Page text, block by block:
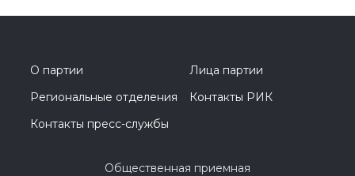
О партии
Лица партии
Региональные отделения
Контакты РИК
Контакты пресс-службы
Общественная приемная